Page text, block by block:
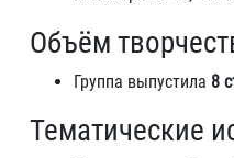
Объём
Группа выпустила 8
Тематические